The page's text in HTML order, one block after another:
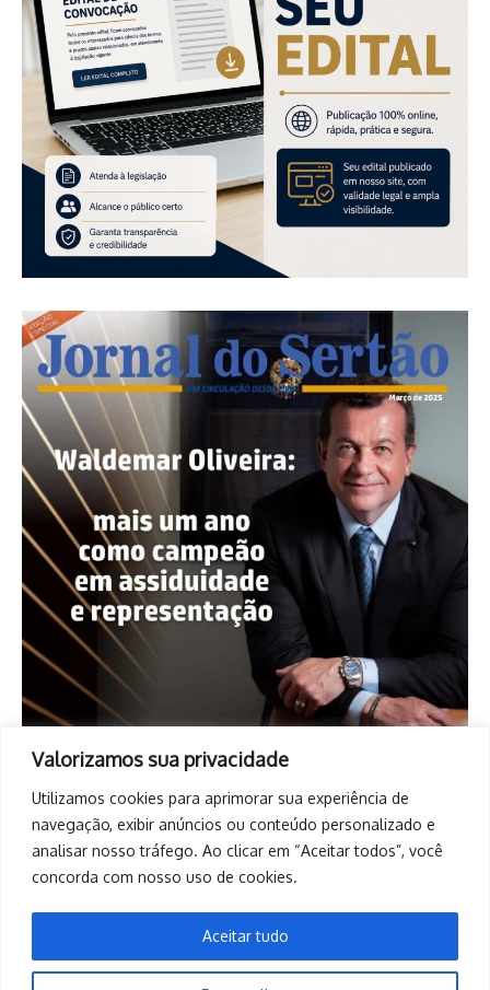
Valorizamos sua privacidade
Utilizamos cookies para aprimorar sua experiência de
navegação, exibir anúncios ou conteúdo personalizado e
analisar nosso tráfego. Ao clicar em “Aceitar todos”, você
concorda com nosso uso de cookies.
Aceitar tudo